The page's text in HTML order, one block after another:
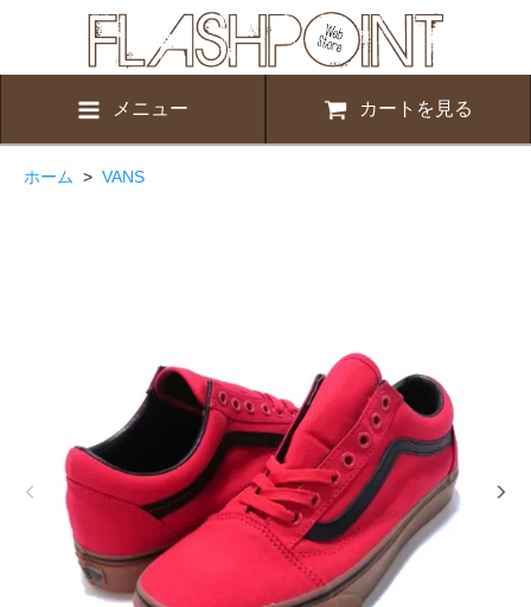
メニュー カートを見る
ホーム > VANS